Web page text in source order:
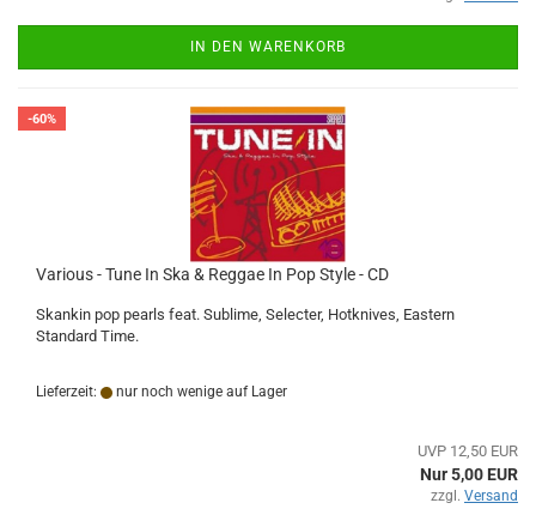
IN DEN WARENKORB
-60%
Various - Tune In Ska & Reggae In Pop Style - CD
Skankin pop pearls feat. Sublime, Selecter, Hotknives, Eastern
Standard Time.
Lieferzeit: nur noch wenige auf Lager
UVP 12,50 EUR
Nur 5,00 EUR
zzgl. Versand